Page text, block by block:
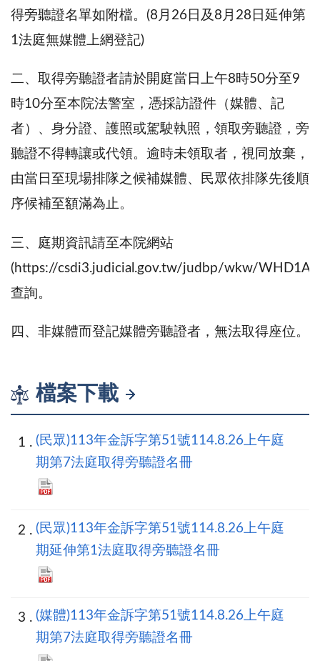
得旁聽證名單如附檔。(8月26日及8月28日延伸第
1法庭無媒體上網登記)
二、取得旁聽證者請於開庭當日上午8時50分至9
時10分至本院法警室，憑採訪證件（媒體、記
者）、身分證、護照或駕駛執照，領取旁聽證，旁
聽證不得轉讓或代領。逾時未領取者，視同放棄，
由當日至現場排隊之候補媒體、民眾依排隊先後順
序候補至額滿為止。
三、庭期資訊請至本院網站
(https://csdi3.judicial.gov.tw/judbp/wkw/
查詢。
四、非媒體而登記媒體旁聽證者，無法取得座位。
檔案下載
(民眾)113年金訴字第51號114.8.26上午庭
期第7法庭取得旁聽證名冊
(民眾)113年金訴字第51號114.8.26上午庭
期延伸第1法庭取得旁聽證名冊
(媒體)113年金訴字第51號114.8.26上午庭
期第7法庭取得旁聽證名冊